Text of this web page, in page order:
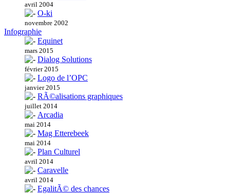
avril 2004
O-ki
novembre 2002
Infographie
Equinet
mars 2015
Dialog Solutions
février 2015
Logo de l’OPC
janvier 2015
RÃ©alisations graphiques
juillet 2014
Arcadia
mai 2014
Mag Etterebeek
mai 2014
Plan Culturel
avril 2014
Caravelle
avril 2014
EgalitÃ© des chances